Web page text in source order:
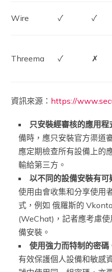
Wire ✓ ✓
Threema ✓ ✗
資訊來源： https://
只安裝經審核的應用程
備時，應只安裝官方渠道
應定期檢查所有設備上的
輸給第三方。
以不同的設備安裝有可
使用由會收集和分享使用
式，例如 俄羅斯的
(WeChat)，記者應考慮
備安裝。
使用強力而特制的密碼
有效保護個人設備和敏感